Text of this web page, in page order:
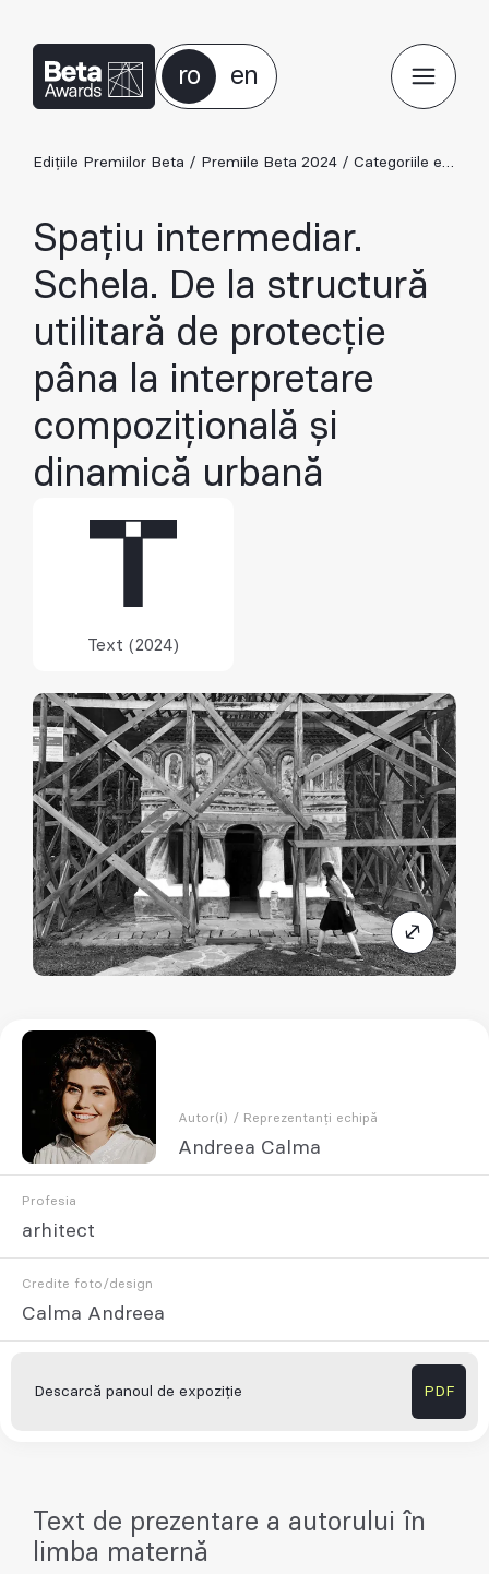
ro en
Edițiile Premiilor Beta / Premiile Beta 2024 / Categoriile ediției 2024
Spațiu intermediar.
Schela. De la structură
utilitară de protecție
pâna la interpretare
compozițională și
dinamică urbană
Text (2024)
Autor(i) / Reprezentanți echipă
Andreea Calma
Profesia
arhitect
Credite foto/design
Calma Andreea
Descarcă panoul de expoziție PDF
Text de prezentare a autorului în
limba maternă